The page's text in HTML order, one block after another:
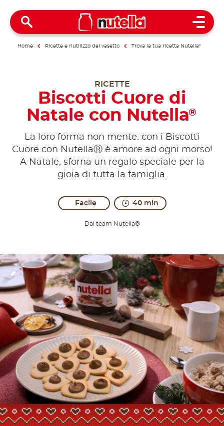
Open
Home Ricette e riutilizzo del vasetto Trova la tua ricetta Nutella®
RICETTE
Biscotti Cuore di
Natale con Nutella®
La loro forma non mente: con i Biscotti
Cuore con NutellaⓇ è amore ad ogni morso!
A Natale, sforna un regalo speciale per la
gioia di tutta la famiglia.
Facile 40 min
Dal team Nutella®